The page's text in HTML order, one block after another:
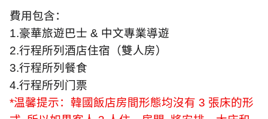
費用包含：
1.豪華旅遊巴士 & 中文專業導遊
2.行程所列酒店住宿（雙人房）
3.行程所列餐食
4.行程所列门票
*温馨提示：韓國飯店房間形態均沒有 3 張床的形